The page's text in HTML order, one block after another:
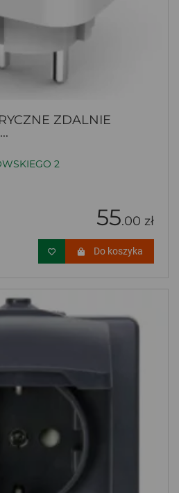
ZDALNIE
2
55.00 zł
Do koszyka